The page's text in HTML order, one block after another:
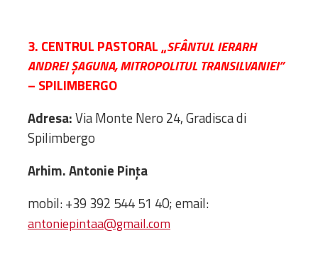
3. CENTRUL PASTORAL „SFÂNTUL IERARH
ANDREI ȘAGUNA, MITROPOLITUL TRANSILVANIEI”
– SPILIMBERGO
Adresa:Via Monte Nero 24, Gradisca di
Spilimbergo
Arhim. Antonie Pința
mobil: +39 392 544 51 40; email:
antoniepintaa@gmail.com